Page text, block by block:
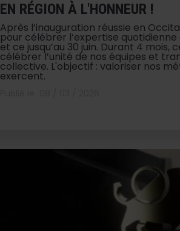
EN RÉGION À L'HONNEUR !
Après l’inauguration réussie en
pour célébrer l’expertise
et ce jusqu’au 30 juin. Durant 4
célébrer l’unité de nos équipes et
collective. L'objectif : valoriser nos
exercent.